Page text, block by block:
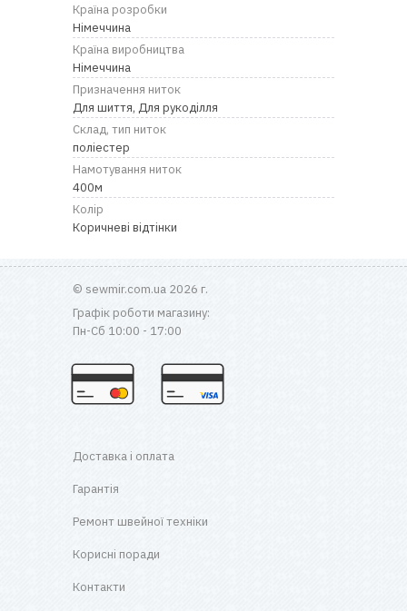
Країна розробки
Німеччина
Країна виробництва
Німеччина
Призначення ниток
Для шиття, Для рукоділля
Склад, тип ниток
поліестер
Намотування ниток
400м
Колір
Коричневі відтінки
© sewmir.com.ua 2026 г.
Графік роботи магазину:
Пн-Сб 10:00 - 17:00
Доставка і оплата
Гарантія
Ремонт швейної техніки
Корисні поради
Контакти